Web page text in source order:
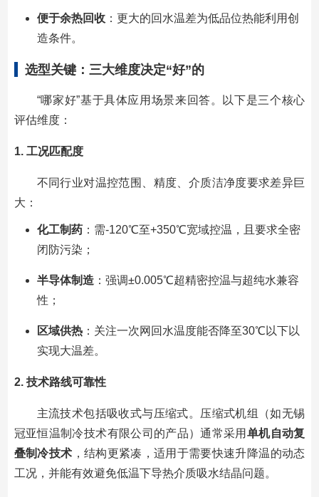
便于余热回收：更大的回水温差为低品位热能利用创
造条件。
选型关键：三大维度决定“好”的
“哪家好”基于具体应用场景来回答。以下是三个核心
评估维度：
1. 工况匹配度
不同行业对温控范围、精度、介质洁净度要求差异巨
大：
化工制药：需-120℃至+350℃宽域控温，且要求全密
闭防污染；
半导体制造：强调±0.005℃超精密控温与超纯水兼容
性；
区域供热：关注一次网回水温度能否降至30℃以下以
实现大温差。
2. 技术路线可靠性
主流技术包括吸收式与压缩式。压缩式机组（如无锡
冠亚恒温制冷技术有限公司的产品）通常采用 单机自动复
叠制冷技术 ，结构更紧凑，适用于需要快速升降温的动态
工况，并能有效避免低温下导热介质吸水结晶问题。